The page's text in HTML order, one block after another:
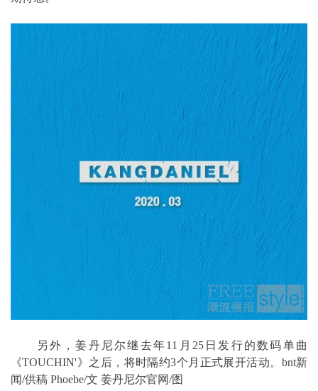
另外，姜丹尼尔继去年11月25日发行的数码单曲
《TOUCHIN'》之后，将时隔约3个月正式展开活动。bnt新
闻/供稿 Phoebe/文 姜丹尼尔官网/图